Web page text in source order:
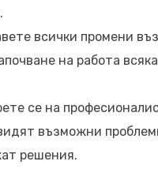
всички промени
на работа
се на
възможни
решения.